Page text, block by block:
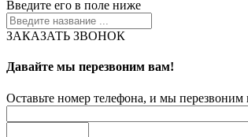
Введите его в поле ниже
ЗАКАЗАТЬ ЗВОНОК
Давайте мы перезвоним вам!
Оставьте номер телефона, и мы перезвоним